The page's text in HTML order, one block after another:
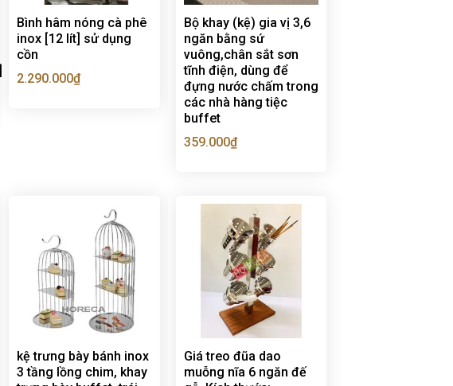
Bình hâm nóng cà phê
inox [12 lít] sử dụng
cồn
2.290.000₫
Bộ khay (kệ) gia vị 3,6
ngăn bằng sứ
vuông,chân sắt sơn
tĩnh điện, dùng để
đựng nước chấm trong
các nhà hàng tiệc
buffet
359.000₫
kệ trưng bày bánh inox
3 tầng lồng chim, khay
Giá treo đũa dao
muỗng nĩa 6 ngăn đế